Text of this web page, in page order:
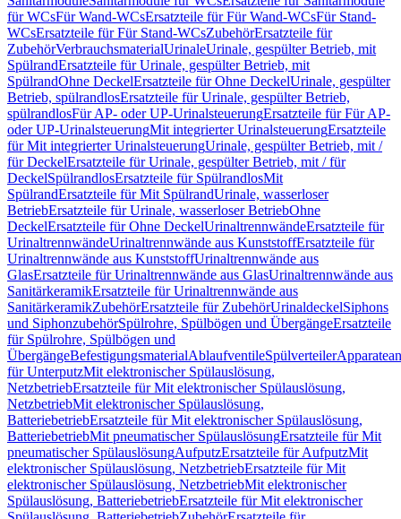
für WCsFür Wand-WCsErsatzteile für Für Wand-WCsFür Stand-
WCsErsatzteile für Für Stand-WCsZubehörErsatzteile für
ZubehörVerbrauchsmaterialUrinaleUrinale, gespülter Betrieb, mit
SpülrandErsatzteile für Urinale, gespülter Betrieb, mit
SpülrandOhne DeckelErsatzteile für Ohne DeckelUrinale, gespülter
Betrieb, spülrandlosErsatzteile für Urinale, gespülter Betrieb,
spülrandlosFür AP- oder UP-UrinalsteuerungErsatzteile für Für AP-
oder UP-UrinalsteuerungMit integrierter UrinalsteuerungErsatzteile
für Mit integrierter UrinalsteuerungUrinale, gespülter Betrieb, mit /
für DeckelErsatzteile für Urinale, gespülter Betrieb, mit / für
DeckelSpülrandlosErsatzteile für SpülrandlosMit
SpülrandErsatzteile für Mit SpülrandUrinale, wasserloser
BetriebErsatzteile für Urinale, wasserloser BetriebOhne
DeckelErsatzteile für Ohne DeckelUrinaltrennwändeErsatzteile für
UrinaltrennwändeUrinaltrennwände aus KunststoffErsatzteile für
Urinaltrennwände aus KunststoffUrinaltrennwände aus
GlasErsatzteile für Urinaltrennwände aus GlasUrinaltrennwände aus
SanitärkeramikErsatzteile für Urinaltrennwände aus
SanitärkeramikZubehörErsatzteile für ZubehörUrinaldeckelSiphons
und SiphonzubehörSpülrohre, Spülbögen und ÜbergängeErsatzteile
für Spülrohre, Spülbögen und
ÜbergängeBefestigungsmaterialAblaufventileSpülverteiler
für UnterputzMit elektronischer Spülauslösung,
NetzbetriebErsatzteile für Mit elektronischer Spülauslösung,
NetzbetriebMit elektronischer Spülauslösung,
BatteriebetriebErsatzteile für Mit elektronischer Spülauslösung,
BatteriebetriebMit pneumatischer SpülauslösungErsatzteile für Mit
pneumatischer SpülauslösungAufputzErsatzteile für AufputzMit
elektronischer Spülauslösung, NetzbetriebErsatzteile für Mit
elektronischer Spülauslösung, NetzbetriebMit elektronischer
Spülauslösung, BatteriebetriebErsatzteile für Mit elektronischer